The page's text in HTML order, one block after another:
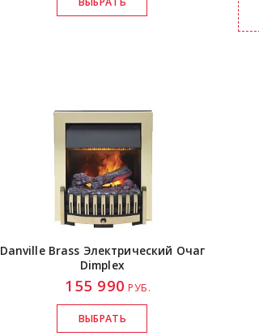
Danville Brass Электрический Очаг
Dimplex
155 990 РУБ.